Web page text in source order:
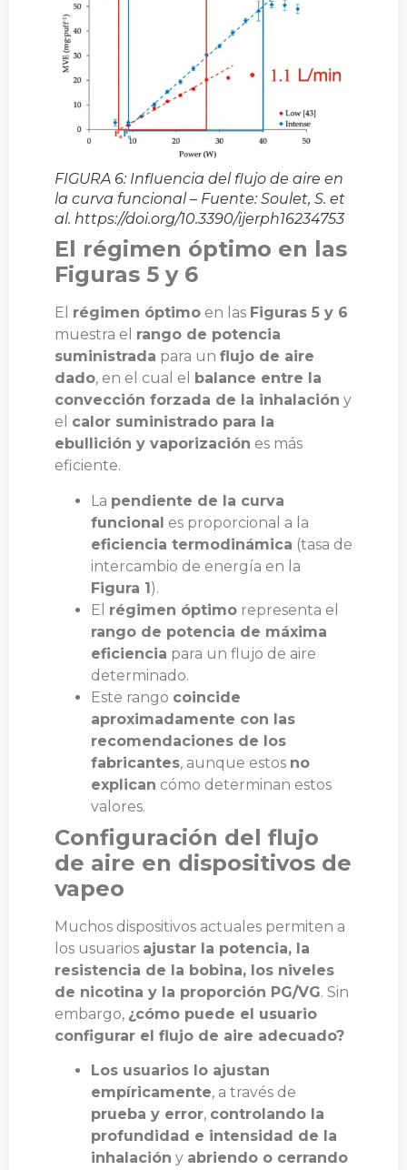
FIGURA 6: Influencia del flujo de aire en
la curva funcional – Fuente: Soulet, S. et
al. https://doi.org/10.3390/ijerph16234753
El régimen óptimo en las
Figuras 5 y 6
El régimen óptimo en las Figuras 5 y 6
muestra el rango de potencia
suministrada para un flujo de aire
dado, en el cual el
balance entre la
convección forzada de la inhalación y
el calor suministrado para la
ebullición y vaporización es más
eficiente.
La pendiente de la curva
funcional es proporcional a la
eficiencia termodinámica (tasa de
intercambio de energía en la
Figura 1).
El régimen óptimo representa el
rango de potencia de máxima
eficiencia para un flujo de aire
determinado.
Este rango coincide
aproximadamente con las
recomendaciones de los
fabricantes, aunque estos no
explican cómo determinan estos
valores.
Configuración del flujo
de aire en dispositivos de
vapeo
Muchos dispositivos actuales permiten a
los usuarios ajustar la potencia, la
resistencia de la bobina, los niveles
de nicotina y la proporción PG/VG. Sin
embargo, ¿cómo puede el usuario
configurar el flujo de aire adecuado?
Los usuarios lo ajustan
empíricamente, a través de
prueba y error, controlando la
profundidad e intensidad de la
inhalación y abriendo o cerrando